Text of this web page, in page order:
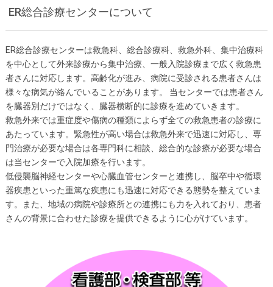
ER総合診療センターについて
ER総合診療センターは救急科、総合診療科、救急外科、集中治療科
を中心として外来診療から集中治療、一般入院診療まで広く救急患
者さんに対応します。高齢化が進み、病院に受診される患者さんは
様々な病気が絡んでいることがあります。 当センターでは患者さん
を臓器別だけではなく、臓器横断的に診療を進めていきます。
救急外来では重症度や傷病の種類によらず全ての救急患者の診療に
あたっています。緊急性が高い場合は救急外来で迅速に対応し、専
門治療が必要な場合は各専門科に相談、総合的な診療が必要な場合
は当センターで入院加療を行います。
低侵襲脳神経センターや心臓血管センターと連携し、脳卒中や循環
器疾患といった重篤な疾患にも迅速に対応できる態勢を整えていま
す。また、地域の病院や診療所との連携にも力を入れており、患者
さんの背景に合わせた診療を提供できるように心がけています。